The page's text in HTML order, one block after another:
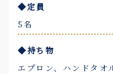
◆定員
5名
◆持ち物
エプロン、ハンドタオ